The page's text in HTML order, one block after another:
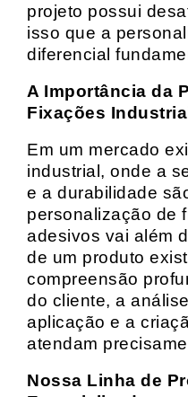
projeto possui
isso que a
diferencial
A Importância da
Fixações
Em um mercado
industrial, onde a
e a durabilidade
personalização de
adesivos vai além
de um produto
compreensão
do cliente, a
aplicação e a
atendam
Nossa Linha de